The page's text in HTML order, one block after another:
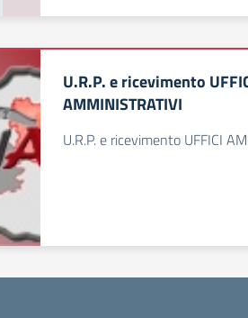
U.R.P. e ricevimento
AMMINISTRATIVI
U.R.P. e ricevimento UFFICI